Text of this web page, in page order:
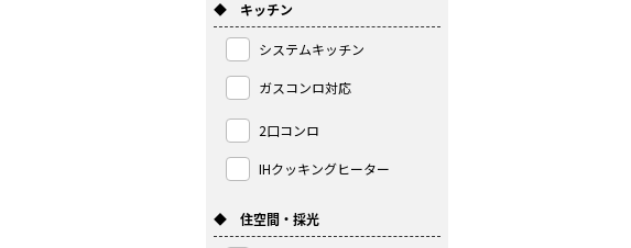
◆ キッチン
システムキッチン
ガスコンロ対応
2口コンロ
IHクッキングヒーター
◆ 住空間・採光